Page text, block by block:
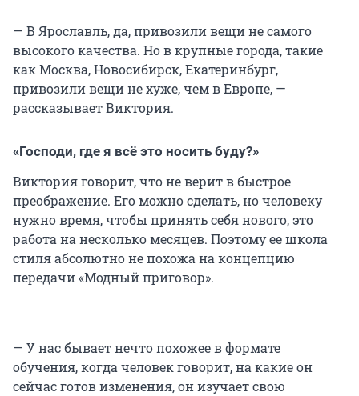
— В Ярославль, да, привозили вещи не самого
высокого качества. Но в крупные города, такие
как Москва, Новосибирск, Екатеринбург,
привозили вещи не хуже, чем в Европе, —
рассказывает Виктория.
«Господи, где я всё это носить буду?»
Виктория говорит, что не верит в быстрое
преображение. Его можно сделать, но человеку
нужно время, чтобы принять себя нового, это
работа на несколько месяцев. Поэтому ее школа
стиля абсолютно не похожа на концепцию
передачи «Модный приговор».
— У нас бывает нечто похожее в формате
обучения, когда человек говорит, на какие он
сейчас готов изменения, он изучает свою